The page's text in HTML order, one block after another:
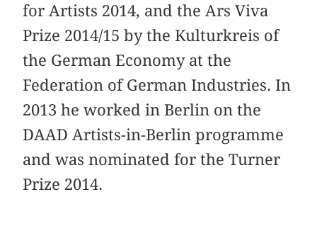
for Artists 2014, and the Ars Viva
Prize 2014/15 by the Kulturkreis of
the German Economy at the
Federation of German Industries. In
2013 he worked in Berlin on the
DAAD Artists-in-Berlin programme
and was nominated for the Turner
Prize 2014.